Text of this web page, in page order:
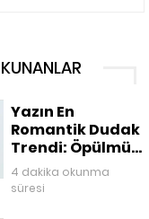
Yazın En
Romantik Dudak
Trendi: Öpülmüş
Dudaklar
4 dakika okunma
süresi